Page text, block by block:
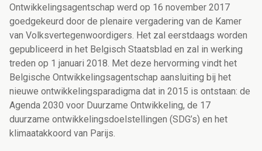
Ontwikkelingsagentschap werd op 16 november 2017
goedgekeurd door de plenaire vergadering van de Kamer
van Volksvertegenwoordigers. Het zal eerstdaags worden
gepubliceerd in het Belgisch Staatsblad en zal in werking
treden op 1 januari 2018. Met deze hervorming vindt het
Belgische Ontwikkelingsagentschap aansluiting bij het
nieuwe ontwikkelingsparadigma dat in 2015 is ontstaan: de
Agenda 2030 voor Duurzame Ontwikkeling, de 17
duurzame ontwikkelingsdoelstellingen (SDG’s) en het
klimaatakkoord van Parijs.